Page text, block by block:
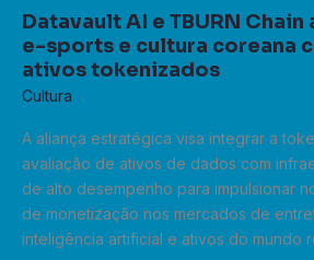
Datavault AI e TBURN
e-sports e cultura coreana
ativos tokenizados
Cultura
A aliança estratégica visa integrar a
avaliação de ativos de dados com
de alto desempenho para impulsionar
de monetização nos mercados de
inteligência artificial e ativos do mundo
TBURN
Chain
alinham
K-
e-
sports
e
cultura
coreana